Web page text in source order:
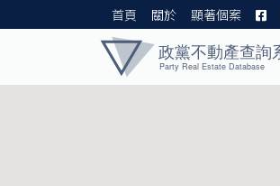
首頁 關於 顯著個案